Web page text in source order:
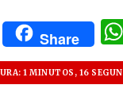
Share
1 MINUTOS, 16